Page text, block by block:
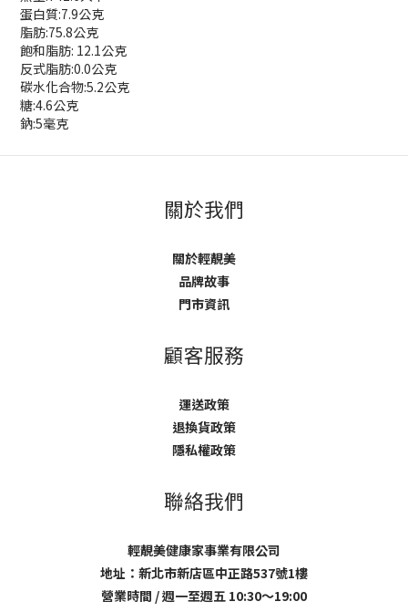
蛋白質:7.9公克
脂肪:75.8公克
飽和脂肪: 12.1公克
反式脂肪:0.0公克
碳水化合物:5.2公克
糖:4.6公克
鈉:5毫克
關於我們
關於輕靚美
品牌故事
門市資訊
顧客服務
運送政策
退換貨政策
隱私權政策
聯絡我們
輕靚美健康家事業有限公司
地址：新北市新店區中正路537號1樓
營業時間 / 週一至週五 10:30～19:00